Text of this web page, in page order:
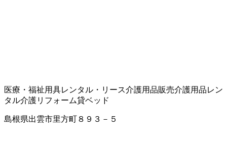
医療・福祉用具レンタル・リース介護用品販売介護用品レン
タル介護リフォーム貸ベッド
島根県出雲市里方町８９３－５